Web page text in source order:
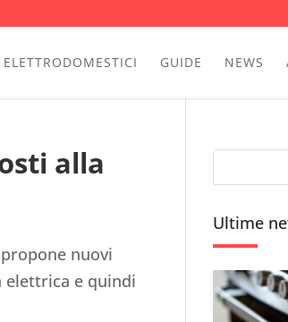
ELETTRODOMESTICI GUIDE NEWS
alla
nuovi
e quindi
Ultime